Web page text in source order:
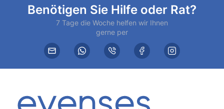
Benötigen Sie Hilfe oder Rat?
7 Tage die Woche helfen wir Ihnen
gerne per